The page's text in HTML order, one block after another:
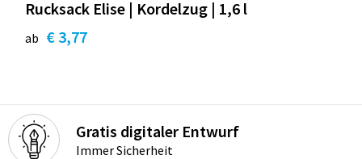
Rucksack Elise | Kordelzug | 1,6 l
ab € 3,77
Gratis digitaler Entwurf
Immer Sicherheit